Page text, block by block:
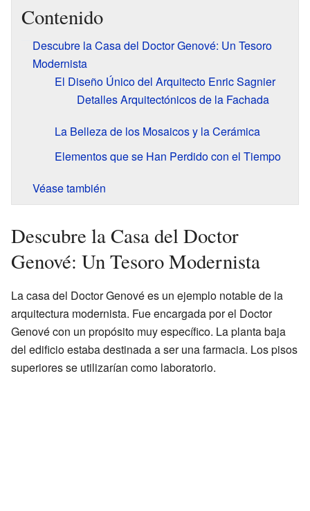
Contenido
Descubre la Casa del Doctor Genové: Un Tesoro
Modernista
El Diseño Único del Arquitecto Enric Sagnier
Detalles Arquitectónicos de la Fachada
La Belleza de los Mosaicos y la Cerámica
Elementos que se Han Perdido con el Tiempo
Véase también
Descubre la Casa del Doctor
Genové: Un Tesoro Modernista
La casa del Doctor Genové es un ejemplo notable de la
arquitectura modernista. Fue encargada por el Doctor
Genové con un propósito muy específico. La planta baja
del edificio estaba destinada a ser una farmacia. Los pisos
superiores se utilizarían como laboratorio.